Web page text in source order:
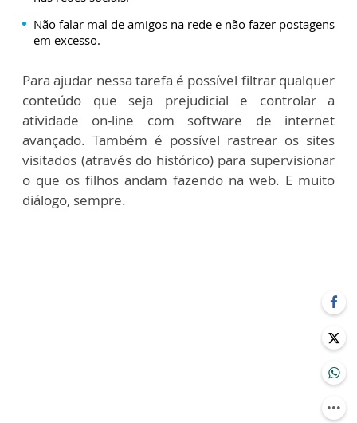
Não falar mal de amigos na rede e não fazer postagens
em excesso.
Para ajudar nessa tarefa é possível filtrar qualquer
conteúdo que seja prejudicial e controlar a
atividade on-line com software de internet
avançado. Também é possível rastrear os sites
visitados (através do histórico) para supervisionar
o que os filhos andam fazendo na web. E muito
diálogo, sempre.